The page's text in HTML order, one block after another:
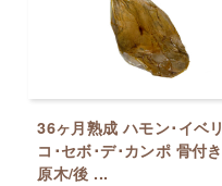
36ヶ月熟成 ハモン･イベリ
コ･セボ･デ･カンポ 骨付き
原木/後 ...